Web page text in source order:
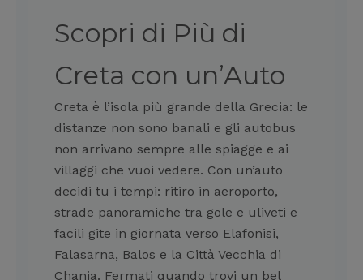
Scopri di Più di
Creta con un’Auto
Creta è l’isola più grande della Grecia: le
distanze non sono banali e gli autobus
non arrivano sempre alle spiagge e ai
villaggi che vuoi vedere. Con un’auto
decidi tu i tempi: ritiro in aeroporto,
strade panoramiche tra gole e uliveti e
facili gite in giornata verso Elafonisi,
Falasarna, Balos e la Città Vecchia di
Chania. Fermati quando trovi un bel